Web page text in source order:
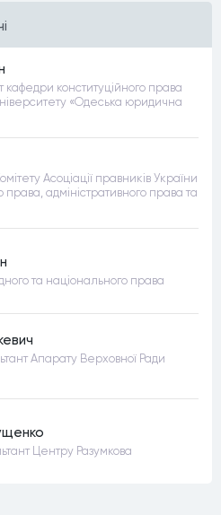
кафедри конституційного права
«Одеська юридична
Асоціації правників України
права, адміністративного права та
та національного права
Апарату Верховної Ради
Центру Разумкова